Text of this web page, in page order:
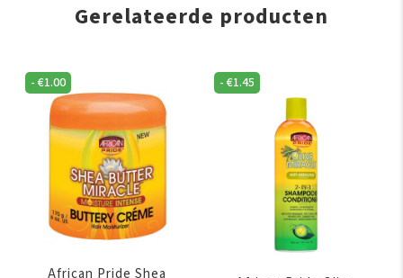
Gerelateerde producten
-€1.00 -€1.45